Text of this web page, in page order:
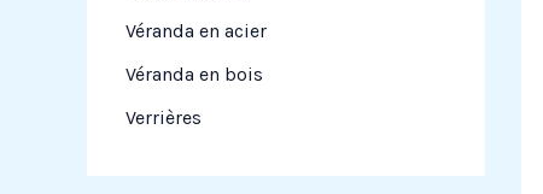
Véranda en acier
Véranda en bois
Verrières